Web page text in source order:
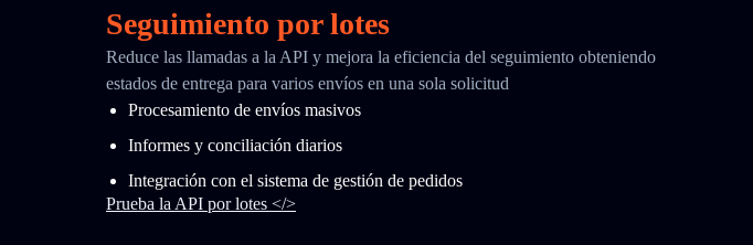
Seguimiento por lotes
Reduce las llamadas a la API y mejora la eficiencia del seguimiento obteniendo
estados de entrega para varios envíos en una sola solicitud
Procesamiento de envíos masivos
Informes y conciliación diarios
Integración con el sistema de gestión de pedidos
Prueba la API por lotes </>